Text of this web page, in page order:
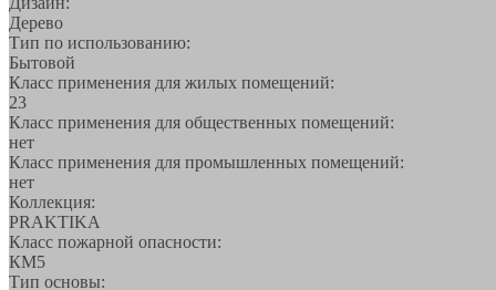
Дерево
Тип по использованию:
Бытовой
Класс применения для жилых помещений:
23
Класс применения для общественных помещений:
нет
Класс применения для промышленных помещений:
нет
Коллекция:
PRAKTIKA
Класс пожарной опасности:
КМ5
Тип основы: